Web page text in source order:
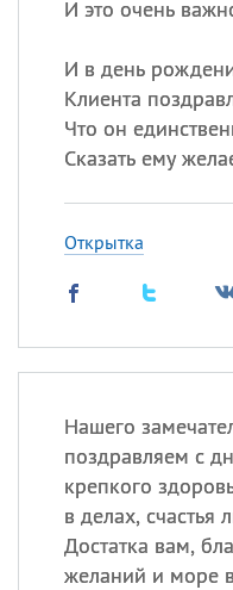
И это очень
И в день
Клиента
Что он
Сказать ему
Открытка
Нашего
поздравляем с
крепкого
в делах, счастья
Достатка вам,
желаний и море